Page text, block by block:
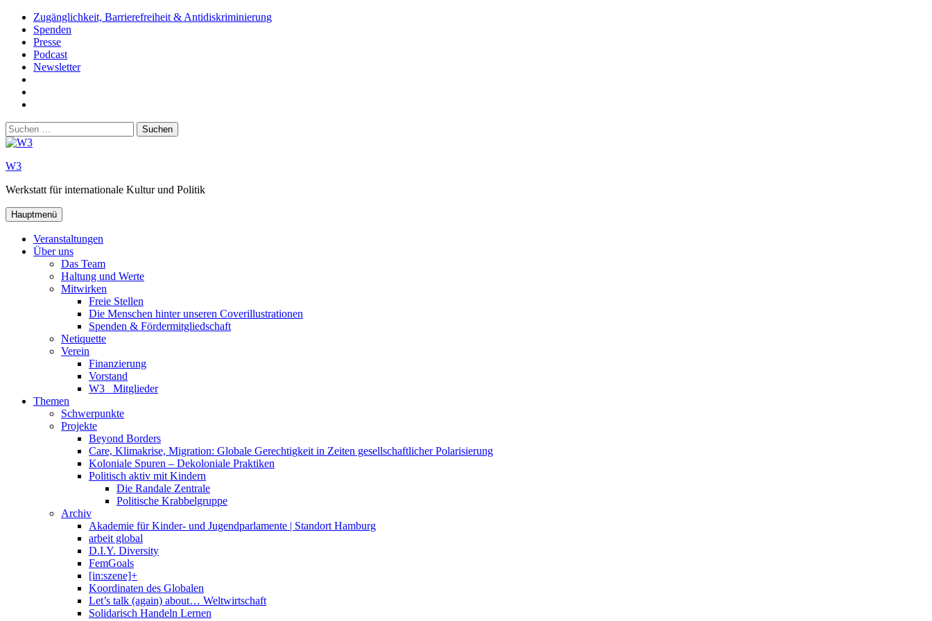
Zum
Inhalt
springen
Zugänglichkeit, Barrierefreiheit & Antidiskriminierung
Spenden
Presse
Podcast
Newsletter
Youtube
Suchen
nach:
W3
Werkstatt für internationale Kultur und Politik
Hauptmenü
Veranstaltungen
Über uns
Das Team
Haltung und Werte
Mitwirken
Freie Stellen
Die Menschen hinter unseren Coverillustrationen
Spenden & Fördermitgliedschaft
Netiquette
Verein
Finanzierung
Vorstand
W3_ Mitglieder
Themen
Schwerpunkte
Projekte
Beyond Borders
Care, Klimakrise, Migration: Globale Gerechtigkeit in Zeiten gesellschaftlicher Polarisierung
Koloniale Spuren – Dekoloniale Praktiken
Politisch aktiv mit Kindern
Die Randale Zentrale
Politische Krabbelgruppe
Archiv
Akademie für Kinder- und Jugendparlamente | Standort Hamburg
arbeit global
D.I.Y. Diversity
FemGoals
[in:szene]+
Koordinaten des Globalen
Let’s talk (again) about… Weltwirtschaft
Solidarisch Handeln Lernen